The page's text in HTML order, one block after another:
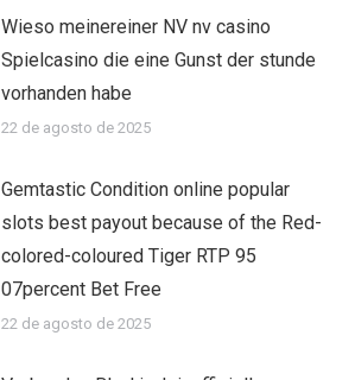
Wieso meinereiner NV nv casino
Spielcasino die eine Gunst der stunde
vorhanden habe
22 de agosto de 2025
Gemtastic Condition online popular
slots best payout because of the Red-
colored-coloured Tiger RTP 95
07percent Bet Free
22 de agosto de 2025